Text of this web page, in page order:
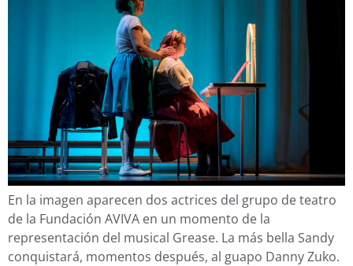
En la imagen aparecen dos actrices del grupo de teatro
de la Fundación AVIVA en un momento de la
representación del musical Grease. La más bella Sandy
conquistará, momentos después, al guapo Danny Zuko.